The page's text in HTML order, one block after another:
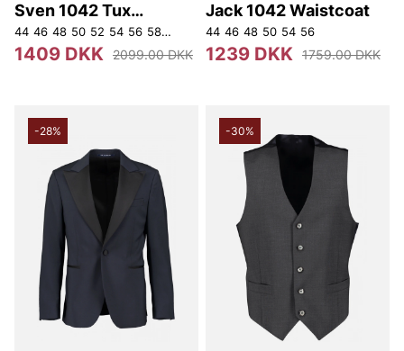
Sven 1042 Tux
Trousers
44 46 48 50 52 54 56 58 96 104 108 112 116 148
1409 DKK 2099.00 DKK
Jack 1042 Waistcoat
44 46 48 50 54 56
1239 DKK 1759.00 DKK
-28% -30%